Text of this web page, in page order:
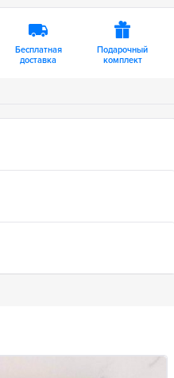
Бесплатная
доставка
Подарочный
комплект